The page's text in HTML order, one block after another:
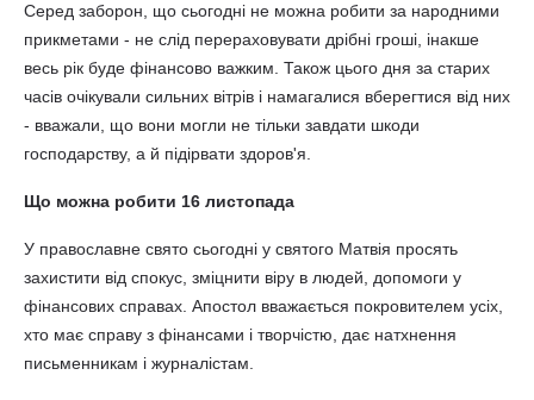
Серед заборон, що сьогодні не можна робити за народними
прикметами - не слід перераховувати дрібні гроші, інакше
весь рік буде фінансово важким. Також цього дня за старих
часів очікували сильних вітрів і намагалися вберегтися від них
- вважали, що вони могли не тільки завдати шкоди
господарству, а й підірвати здоров'я.
Що можна робити 16 листопада
У православне свято сьогодні у святого Матвія просять
захистити від спокус, зміцнити віру в людей, допомоги у
фінансових справах. Апостол вважається покровителем усіх,
хто має справу з фінансами і творчістю, дає натхнення
письменникам і журналістам.